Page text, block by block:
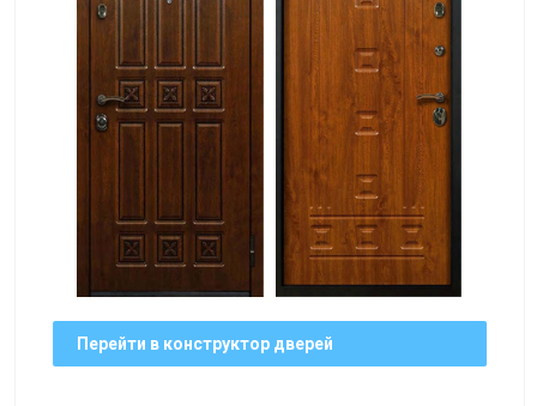
Перейти в конструктор дверей